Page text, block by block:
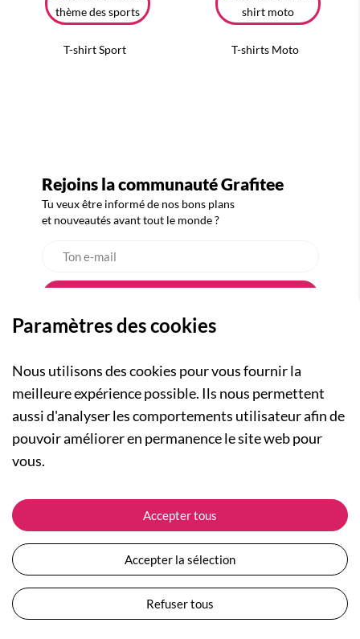
T-shirt Sport T-shirts Moto
Rejoins la communauté Grafitee
Tu veux être informé de nos bons plans
et nouveautés avant tout le monde ?
A PROPOS
Qui sommes-nous ?
Actualités
Nos engagements
Plan du site
Devenir revendeur
NOS RUBRIQUES
Collection Femme
Collection Enfants
Les Totebags
Nos différents thèmes
ASSISTANCE
Suivre ma commande
Expédition et livraison
Retour et remboursement
Moyens de paiement
Questions / Réponses
Conditions générales de vente
Paramètres des cookies
Nous utilisons des cookies pour vous fournir la
meilleure expérience possible. Ils nous permettent
aussi d'analyser les comportements utilisateur afin de
pouvoir améliorer en permanence le site web pour
vous.
Accepter tous
Accepter la sélection
Refuser tous